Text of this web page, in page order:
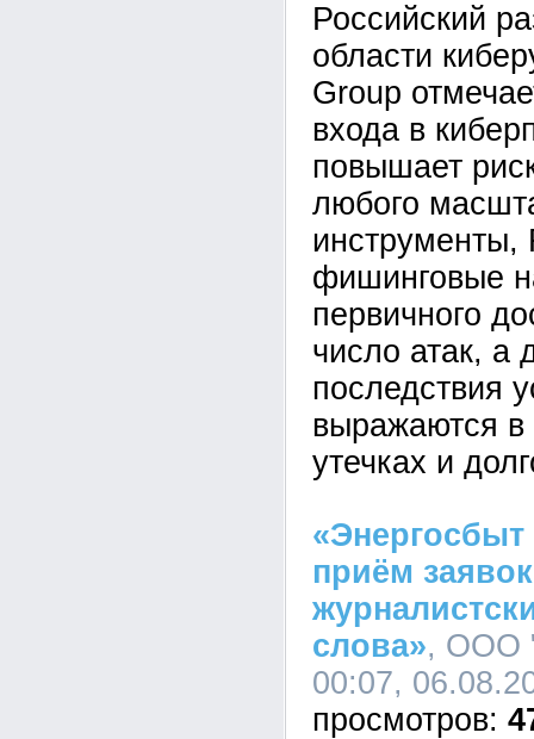
Российский
области
Group
входа в
повышает
любого
фишинговые
первичного
число атак, а
последствия
выражаются в
утечках и
приём
слова», ООО
00:07,